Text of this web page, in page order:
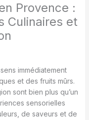
Provence :
Culinaires et
immédiatement
et des fruits mûrs.
sont bien plus qu’un
sensorielles
de saveurs et de